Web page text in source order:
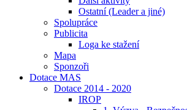
Ostatní (Leader a jiné)
Spolupráce
Publicita
Loga ke stažení
Mapa
Sponzoři
Dotace MAS
Dotace 2014 - 2020
IROP